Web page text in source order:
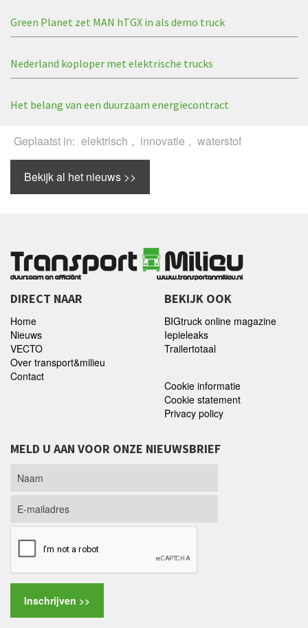
Green Planet zet MAN hTGX in als demo truck
Nederland koploper met elektrische trucks
Het belang van een duurzaam energiecontract
Geplaatst in: elektrisch , innovatie , waterstof
Bekijk al het nieuws >>
DIRECT NAAR
Home
Nieuws
VECTO
Over transport&milieu
Contact
BEKIJK OOK
BIGtruck online magazine
Iepieleaks
Trailertotaal
Cookie informatie
Cookie statement
Privacy policy
MELD U AAN VOOR ONZE NIEUWSBRIEF